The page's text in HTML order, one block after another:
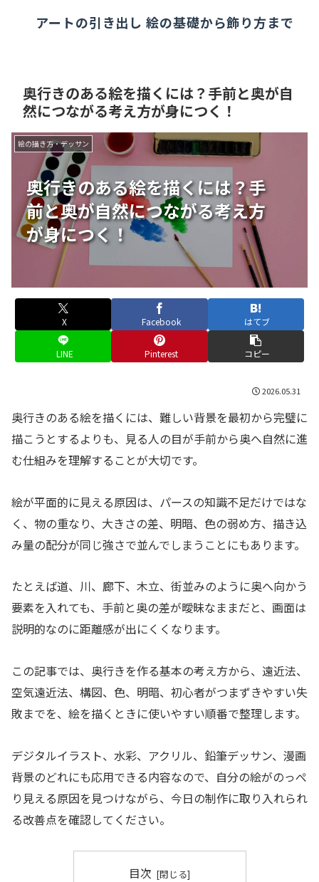
アートの引き出し 絵の基礎から飾り方まで
奥行きのある絵を描くには？手前と奥が自
然につながる考え方が身につく！
奥行きのある絵を描くには？手
前と奥が自然につながる考え方
が身につく！
絵の描き方・デッサン
X Facebook はてブ
LINE Pinterest コピー
2026.05.31
奥行きのある絵を描くには、難しい背景を最初から完璧に
描こうとするよりも、見る人の目が手前から奥へ自然に進
む仕組みを理解することが大切です。
絵が平面的に見える原因は、パースの知識不足だけではな
く、物の重なり、大きさの差、明暗、色の弱め方、描き込
み量の配分が同じ強さで並んでしまうことにもあります。
たとえば道、川、廊下、木立、街並みのように奥へ向かう
要素を入れても、手前と奥の差が曖昧なままだと、画面は
説明的なのに距離感が出にくくなります。
この記事では、奥行きを作る基本の考え方から、遠近法、
空気遠近法、構図、色、明暗、初心者がつまずきやすい失
敗までを、絵を描くときに使いやすい順番で整理します。
デジタルイラスト、水彩、アクリル、鉛筆デッサン、漫画
背景のどれにも応用できる内容なので、自分の絵がのっぺ
り見える原因を見つけながら、今日の制作に取り入れられ
る改善点を確認してください。
目次